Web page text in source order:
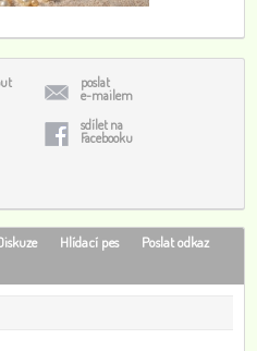
poslat
e-mailem
sdílet na
Facebooku
Hlídací pes
Poslat odkaz